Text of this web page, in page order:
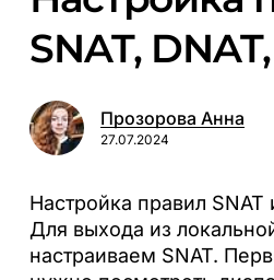
SNAT,
Прозорова Анна
27.07.2024
Настройка правил SNAT
Для выхода из
настраиваем SNAT.